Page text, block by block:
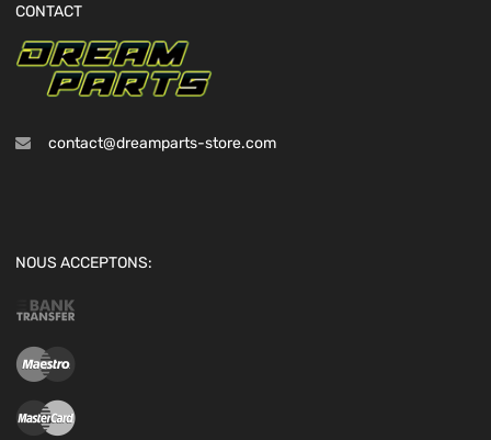
CONTACT
contact@dreamparts-store.com
NOUS ACCEPTONS: